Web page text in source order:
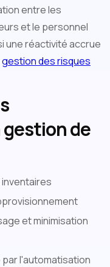
entre les
et le personnel
une réactivité accrue
gestion des risques
de
et minimisation
l'automatisation